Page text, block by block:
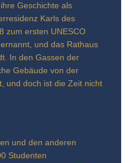
Geschichte als
Karls des
zum ersten UNESCO
und das Rathaus
In den Gassen der
Gebäude von der
und doch ist die Zeit nicht
und den anderen
Studenten